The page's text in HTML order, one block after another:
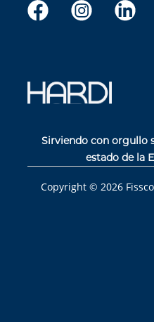
Sirviendo con orgullo
estado de la
Copyright © 2026